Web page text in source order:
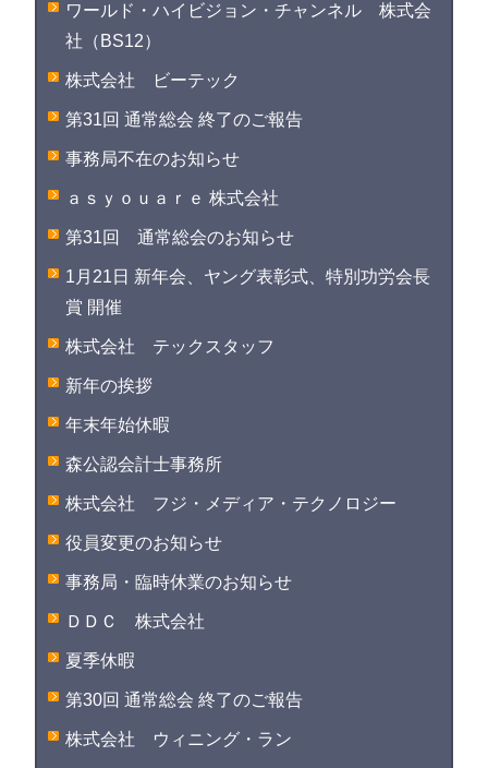
ワールド・ハイビジョン・チャンネル 株式会
社（BS12）
株式会社 ビーテック
第31回 通常総会 終了のご報告
事務局不在のお知らせ
ａｓｙｏｕａｒｅ 株式会社
第31回 通常総会のお知らせ
1月21日 新年会、ヤング表彰式、特別功労会長
賞 開催
株式会社 テックスタッフ
新年の挨拶
年末年始休暇
森公認会計士事務所
株式会社 フジ・メディア・テクノロジー
役員変更のお知らせ
事務局・臨時休業のお知らせ
ＤＤＣ 株式会社
夏季休暇
第30回 通常総会 終了のご報告
株式会社 ウィニング・ラン